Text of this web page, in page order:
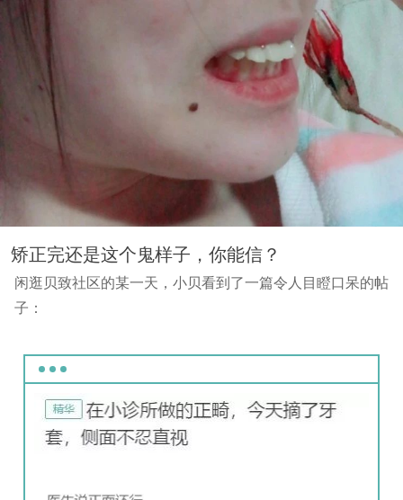
矫正完还是这个鬼样子，你能信？
闲逛贝致社区的某一天，小贝看到了一篇令人目瞪口呆的帖
子：